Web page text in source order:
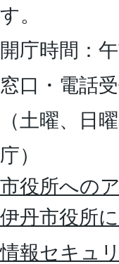
す。
開庁時間：
窓口・電話
（土曜、日
庁）
市役所への
伊丹市役所
情報セキュ